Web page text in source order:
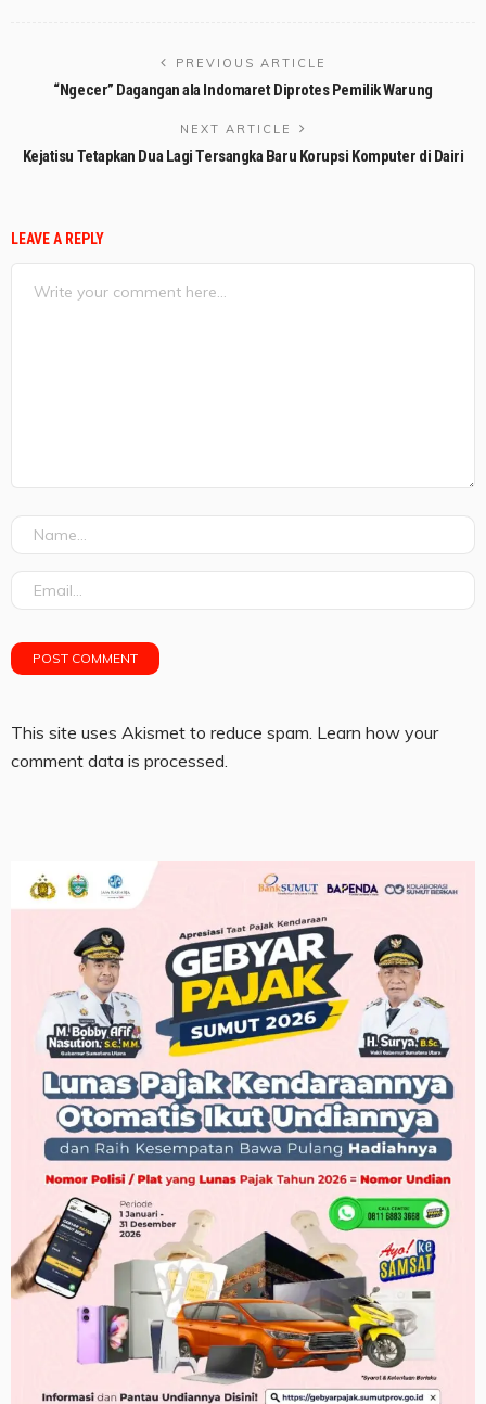
PREVIOUS ARTICLE
“Ngecer” Dagangan ala Indomaret Diprotes Pemilik Warung
NEXT ARTICLE
Kejatisu Tetapkan Dua Lagi Tersangka Baru Korupsi Komputer di Dairi
LEAVE A REPLY
This site uses Akismet to reduce spam. Learn how your
comment data is processed.